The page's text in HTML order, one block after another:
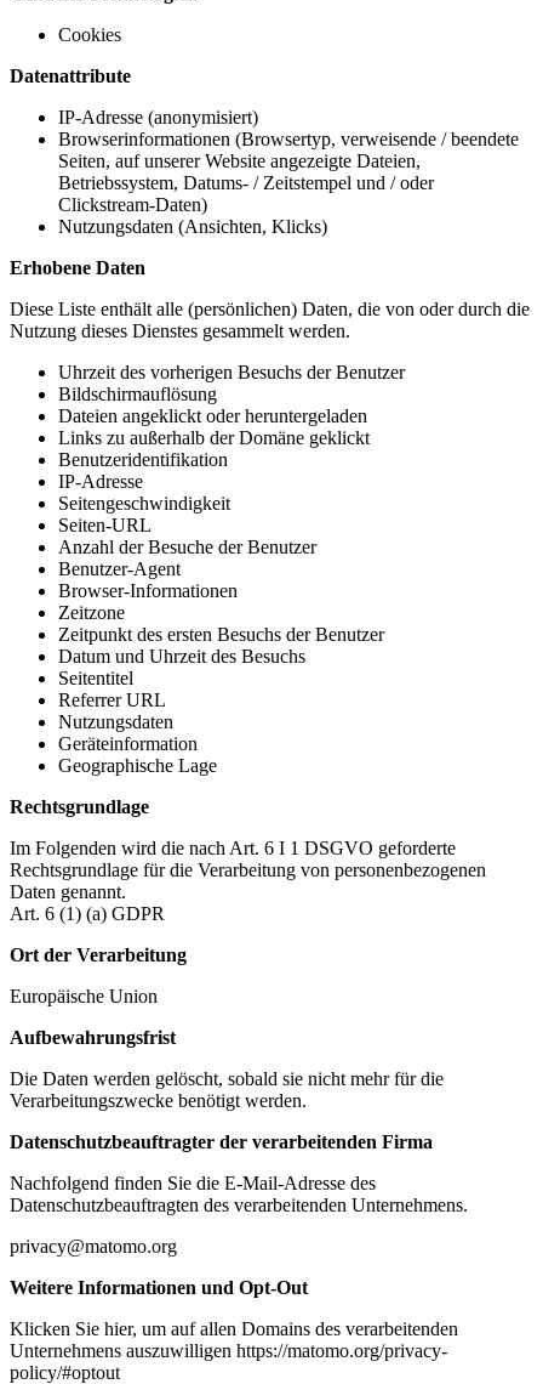
Cookies
Datenattribute
IP-Adresse (anonymisiert)
Browserinformationen (Browsertyp, verweisende / beendete
Seiten, auf unserer Website angezeigte Dateien,
Betriebssystem, Datums- / Zeitstempel und / oder
Clickstream-Daten)
Nutzungsdaten (Ansichten, Klicks)
Erhobene Daten
Diese Liste enthält alle (persönlichen) Daten, die von oder durch die
Nutzung dieses Dienstes gesammelt werden.
Uhrzeit des vorherigen Besuchs der Benutzer
Bildschirmauflösung
Dateien angeklickt oder heruntergeladen
Links zu außerhalb der Domäne geklickt
Benutzeridentifikation
IP-Adresse
Seitengeschwindigkeit
Seiten-URL
Anzahl der Besuche der Benutzer
Benutzer-Agent
Browser-Informationen
Zeitzone
Zeitpunkt des ersten Besuchs der Benutzer
Datum und Uhrzeit des Besuchs
Seitentitel
Referrer URL
Nutzungsdaten
Geräteinformation
Geographische Lage
Rechtsgrundlage
Im Folgenden wird die nach Art. 6 I 1 DSGVO geforderte
Rechtsgrundlage für die Verarbeitung von personenbezogenen
Daten genannt.
Art. 6 (1) (a) GDPR
Ort der Verarbeitung
Europäische Union
Aufbewahrungsfrist
Die Daten werden gelöscht, sobald sie nicht mehr für die
Verarbeitungszwecke benötigt werden.
Datenschutzbeauftragter der verarbeitenden Firma
Nachfolgend finden Sie die E-Mail-Adresse des
Datenschutzbeauftragten des verarbeitenden Unternehmens.
privacy@matomo.org
Weitere Informationen und Opt-Out
Klicken Sie hier, um auf allen Domains des verarbeitenden
Unternehmens auszuwilligen https://matomo.org/privacy-
policy/#optout